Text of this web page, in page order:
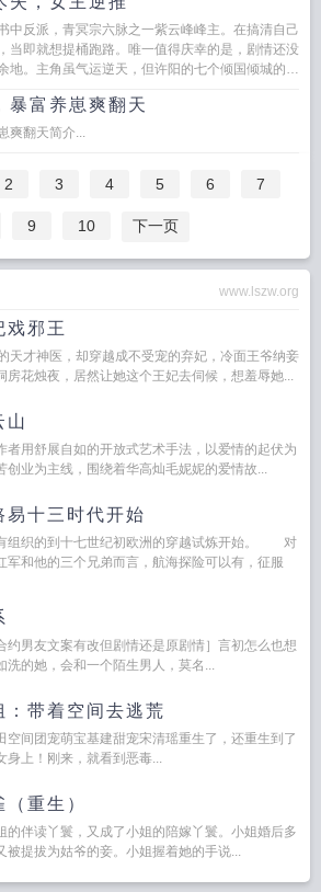
中反派，青冥宗六脉之一紫云峰峰主。在搞清自己
当即就想提桶跑路。唯一值得庆幸的是，剧情还没
地。主角虽气运逆天，但许阳的七个倾国倾城的徒
暴富养崽爽翻天
爽翻天简介...
2 3 4 5 6 7
9 10 下一页
www.lszw.org
戏邪王
天才神医，却穿越成不受宠的弃妃，冷面王爷纳妾
房花烛夜，居然让她这个王妃去伺候，想羞辱她...
山
者用舒展自如的开放式艺术手法，以爱情的起伏为
创业为主线，围绕着华高灿毛妮妮的爱情故...
易十三时代开始
组织的到十七世纪初欧洲的穿越试炼开始。 对
军和他的三个兄弟而言，航海探险可以有，征服
约男友文案有改但剧情还是原剧情］言初怎么也想
洗的她，会和一个陌生男人，莫名...
：带着空间去逃荒
空间团宠萌宝基建甜宠宋清瑶重生了，还重生到了
身上！刚来，就看到恶毒...
重生）
的伴读丫鬟，又成了小姐的陪嫁丫鬟。小姐婚后多
被提拔为姑爷的妾。小姐握着她的手说...